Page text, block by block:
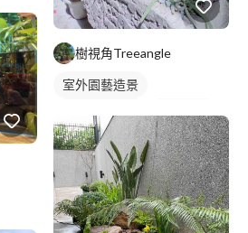
樹視角Treeangle
室外園藝造景